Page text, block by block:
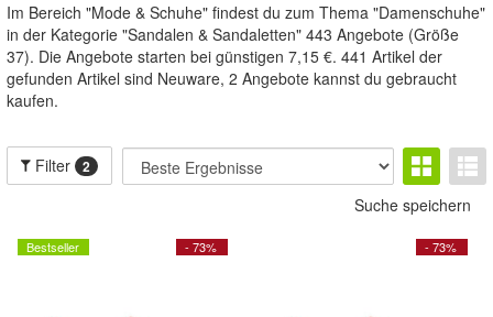
Im Bereich "Mode & Schuhe" findest du zum Thema "Damenschuhe"
in der Kategorie "Sandalen & Sandaletten" 443 Angebote (Größe
37). Die Angebote starten bei günstigen 7,15 €. 441 Artikel der
gefunden Artikel sind Neuware, 2 Angebote kannst du gebraucht
kaufen.
Filter 2
Suche speichern
- 73%
Bestseller - 73%